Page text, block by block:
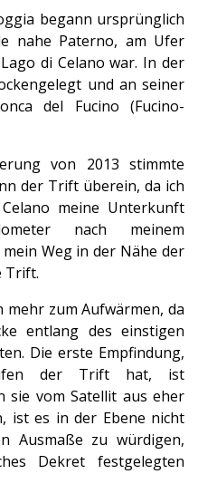
begann ursprünglich
nahe Paterno, am Ufer
di Celano war. In der
und an seiner
del Fucino (Fucino-
von 2013 stimmte
der Trift überein, da ich
meine Unterkunft
nach meinem
Weg in der Nähe der
Trift.
zum Aufwärmen, da
entlang des einstigen
Die erste Empfindung,
der Trift hat, ist
sie vom Satellit aus eher
ist es in der Ebene nicht
Ausmaße zu würdigen,
Dekret festgelegten